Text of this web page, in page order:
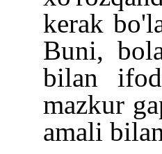
kerak
Buni,
bilan
mazkur
amali